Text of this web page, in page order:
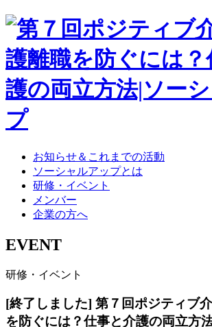
お知らせ＆これまでの活動
ソーシャルアップとは
研修・イベント
メンバー
企業の方へ
EVENT
研修・イベント
[終了しました] 第７回ポジティブ
を防ぐには？仕事と介護の両立方